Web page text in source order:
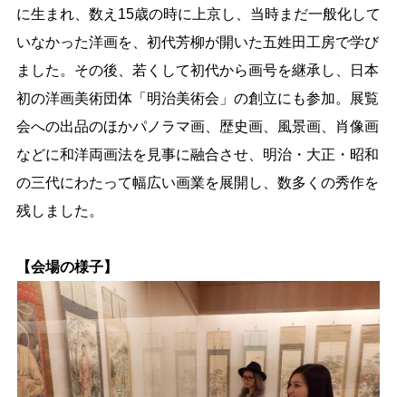
に生まれ、数え15歳の時に上京し、当時まだ一般化して
いなかった洋画を、初代芳柳が開いた五姓田工房で学び
ました。その後、若くして初代から画号を継承し、日本
初の洋画美術団体「明治美術会」の創立にも参加。展覧
会への出品のほかパノラマ画、歴史画、風景画、肖像画
などに和洋両画法を見事に融合させ、明治・大正・昭和
の三代にわたって幅広い画業を展開し、数多くの秀作を
残しました。
【会場の様子】